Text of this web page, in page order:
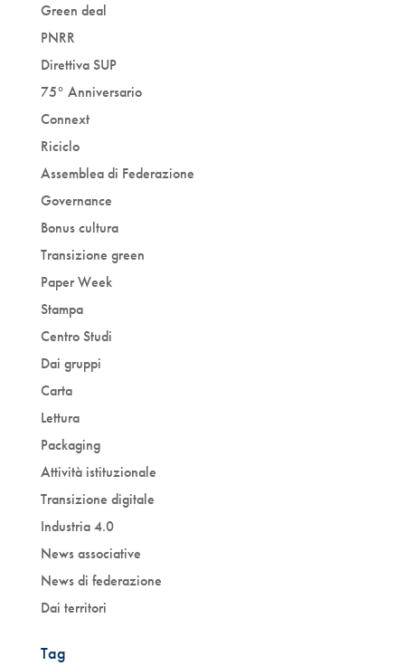
Green deal
PNRR
Direttiva SUP
75° Anniversario
Connext
Riciclo
Assemblea di Federazione
Governance
Bonus cultura
Transizione green
Paper Week
Stampa
Centro Studi
Dai gruppi
Carta
Lettura
Packaging
Attività istituzionale
Transizione digitale
Industria 4.0
News associative
News di federazione
Dai territori
Tag